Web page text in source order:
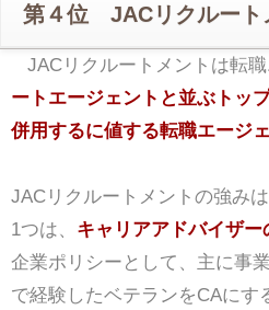
第４位 JACリクルート
JACリクルートメントは転
ートエージェントと並ぶトッ
併用するに値する転職エージ
JACリクルートメントの強みは
1つは、 キャリアアドバイザー
企業ポリシーとして、主に事
で経験したベテランをCAにす